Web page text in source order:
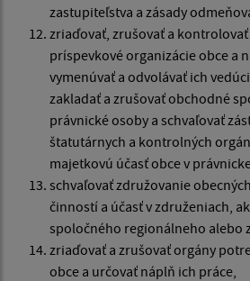
zastupiteľstva a zásady
zriaďovať, zrušovať a
príspevkové organizácie obce a
vymenúvať a odvolávať ich
zakladať a zrušovať obchodné
právnické osoby a schvaľovať
štatutárnych a kontrolných
majetkovú účasť obce v
schvaľovať združovanie
činností a účasť v združeniach,
spoločného regionálneho alebo
zriaďovať a zrušovať orgány
obce a určovať náplň ich práce,